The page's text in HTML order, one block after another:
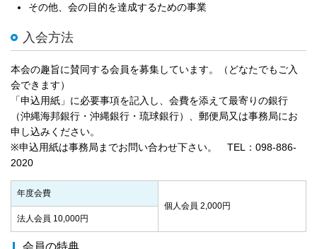
その他、会の目的を達成するための事業
入会方法
本会の趣旨に賛同する会員を募集しています。（どなたでもご入
会できます）
「申込用紙」に必要事項を記入し、会費を添えて最寄りの銀行
（沖縄海邦銀行・沖縄銀行・琉球銀行）、郵便局又は事務局にお
申し込みください。
※申込用紙は事務局までお問い合わせ下さい。 TEL：098-886-
2020
年度会費
個人会員 2,000円
法人会員 10,000円
会員の特典